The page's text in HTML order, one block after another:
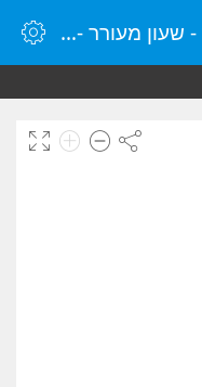
קבע השכמה 10:15 בבוקר - שעון מעורר - שעון מעורר מקוון - שעון מעורר במחשב